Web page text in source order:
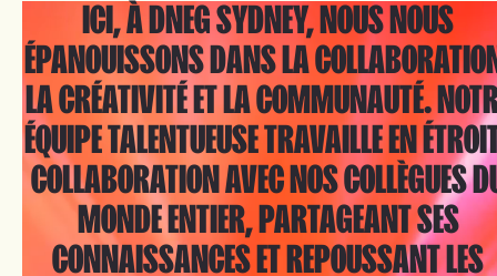
ICI, À DNEG SYDNEY, NOUS NOUS
ÉPANOUISSONS DANS LA
LA CRÉATIVITÉ ET LA COMMUNAUTÉ.
ÉQUIPE TALENTUEUSE TRAVAILLE EN
COLLABORATION AVEC NOS COLLÈGUES
MONDE ENTIER, PARTAGEANT SES
CONNAISSANCES ET REPOUSSANT LES